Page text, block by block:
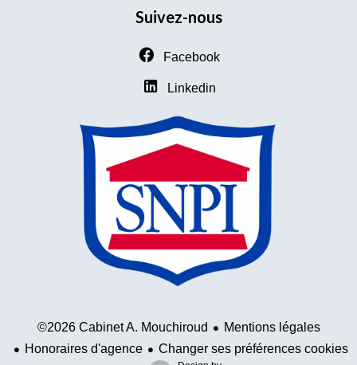
Suivez-nous
Facebook
Linkedin
©2026 Cabinet A. Mouchiroud
Mentions légales
Honoraires d'agence
Changer ses préférences cookies